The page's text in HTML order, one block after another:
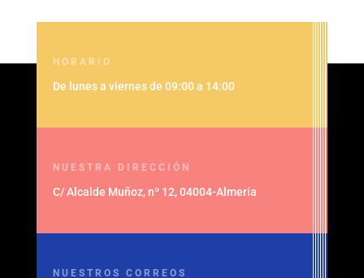
HORARIO
De lunes a viernes de 09:00 a 14:00
NUESTRA DIRECCIÓN
C/ Alcalde Muñoz, nº 12, 04004-Almería
NUESTROS CORREOS